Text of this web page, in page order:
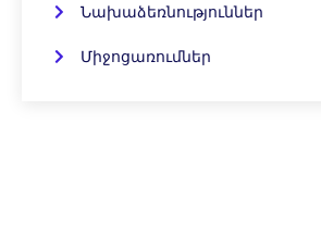
Նախաձեռնություններ
Միջոցառումներ